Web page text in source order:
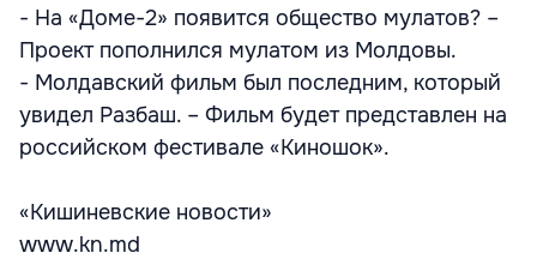
- На «Доме-2» появится общество мулатов? –
Проект пополнился мулатом из Молдовы.
- Молдавский фильм был последним, который
увидел Разбаш. – Фильм будет представлен на
российском фестивале «Киношок».
«Кишиневские новости»
www.kn.md